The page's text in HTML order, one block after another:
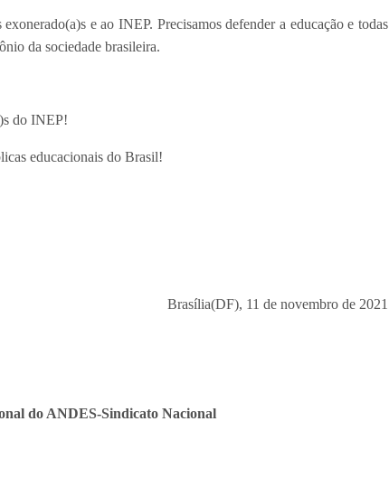
e ao INEP. Precisamos defender a educação e todas
da sociedade brasileira.
do INEP!
educacionais do Brasil!
Brasília(DF), 11 de novembro de 2021
do ANDES-Sindicato Nacional